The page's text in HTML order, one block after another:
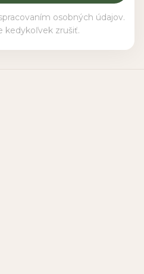
osobných údajov.
kedykoľvek zrušiť.